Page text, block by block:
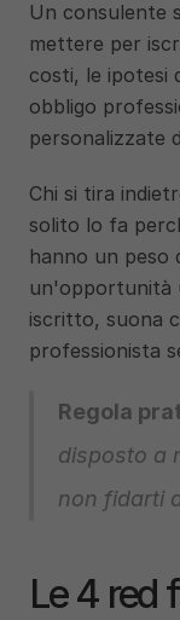
Un consulente
mettere per
costi, le ipotesi
obbligo
personalizzate
Chi si tira
solito lo fa
hanno un peso
un'opportunità
iscritto, suona
professionista
Regola
disposto a
non fidarti
Le 4 red